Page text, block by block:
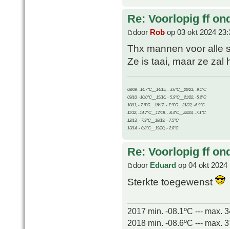
Re: Voorlopig ff
door Rob op 03 okt 2024
Thx mannen voor alle
Ze is taai, maar ze zal
08/09, -14.7°C__14/15, - 3.6°C__20/21, -9.1°C
09/10, -10.0°C__15/16, - 5.9°C__21/22, -5.2°C
10/11, - 7.9°C__16/17, - 7.9°C__21/22, -6.9°C
11/12, -14.7°C__17/18, - 8.3°C__22/23, -7.1°C
12/13, - 7.9°C__18/19, - 7.5°C
13/14, - 0.8°C__19/20, - 2.8°C
Re: Voorlopig ff
door Eduard op 04 okt 2024
Sterkte toegewenst
2017 min. -08.1ºC --- max.
2018 min. -08.6ºC --- max.